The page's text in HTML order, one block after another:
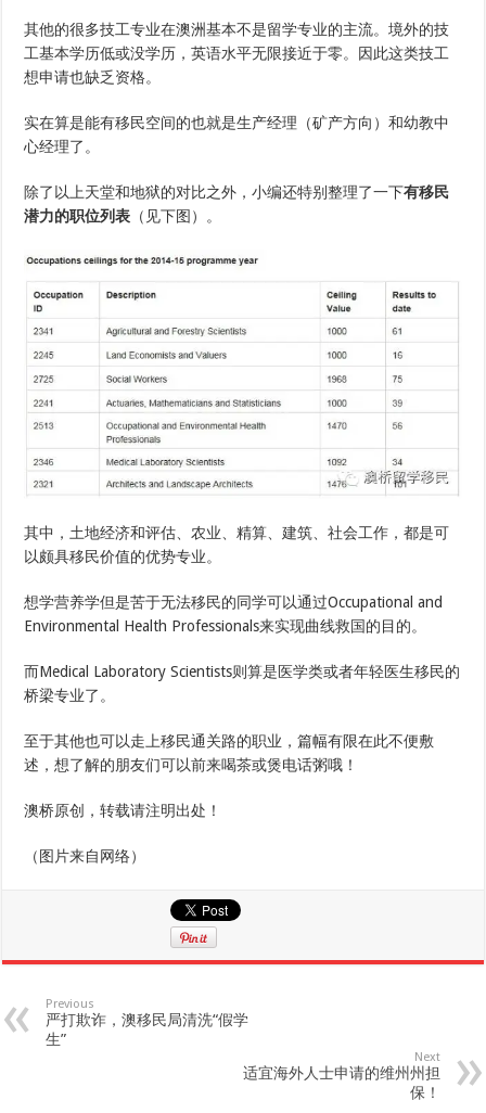
其他的很多技工专业在澳洲基本不是留学专业的主流。境外的技
工基本学历低或没学历，英语水平无限接近于零。因此这类技工
想申请也缺乏资格。
实在算是能有移民空间的也就是生产经理（矿产方向）和幼教中
心经理了。
除了以上天堂和地狱的对比之外，小编还特别整理了一下有移民
潜力的职位列表 （见下图）。
其中，土地经济和评估、农业、精算、建筑、社会工作，都是可
以颇具移民价值的优势专业。
想学营养学但是苦于无法移民的同学可以通过Occupational and
Environmental Health Professionals来实现曲线救国的目的。
而Medical Laboratory Scientists则算是医学类或者年轻医生移民的
桥梁专业了。
至于其他也可以走上移民通关路的职业，篇幅有限在此不便敷
述，想了解的朋友们可以前来喝茶或煲电话粥哦！
澳桥原创，转载请注明出处！
（图片来自网络）
Previous
严打欺诈，澳移民局清洗“假学
生”
Next
适宜海外人士申请的维州州担
保！